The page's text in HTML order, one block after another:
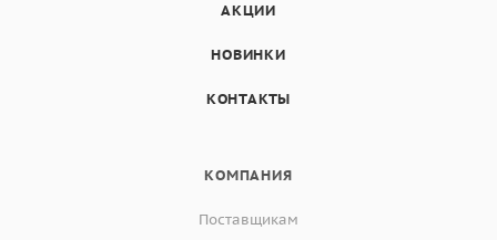
АКЦИИ
НОВИНКИ
КОНТАКТЫ
КОМПАНИЯ
Поставщикам